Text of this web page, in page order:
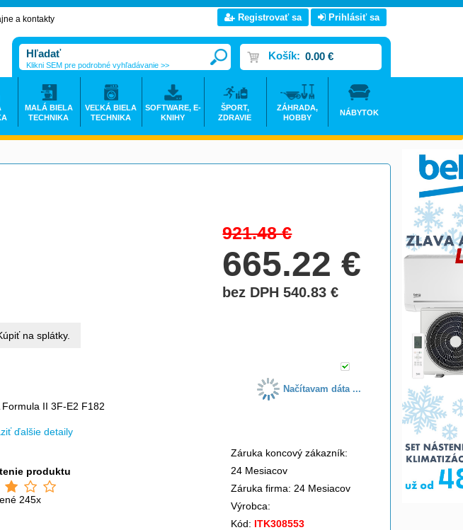
921.48€
665.22€
bez DPH 540.83€
na splátky.
Načítavam dáta ...
Formula II 3F-E2 F182
ďalšie detaily
produktu
245x
Záruka koncový zákazník:
24 Mesiacov
Záruka firma: 24 Mesiacov
Výrobca:
Kód: ITK308553
a kontakty
Registrovať sa Prihlásiť sa
Košík: 0.00 €
Klikni SEM pre podrobné vyhľadávanie >>
MALÁ BIELA
TECHNIKA
VEĽKÁ BIELA
TECHNIKA
SOFTWARE, E-
KNIHY
ŠPORT,
ZDRAVIE
ZÁHRADA,
HOBBY
NÁBYTOK